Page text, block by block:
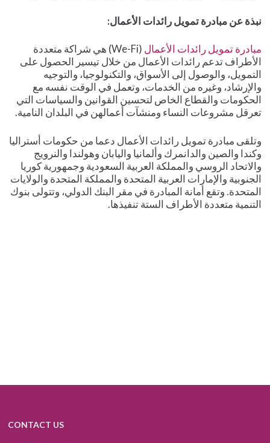
نبذة عن مبادرة تمويل رائدات الأعمال:
مبادرة تمويل رائدات الأعمال
(We-Fi) هي شراكة متعددة
الأطراف تدعم رائدات الأعمال من خلال تيسير الحصول على
التمويل، والوصول إلى الأسواق، والتكنولوجيا، والتوجيه
والإرشاد، وغيره من الخدمات، وتعمل في الوقت نفسه مع
الحكومات والقطاع الخاص لتحسين القوانين والسياسات التي
تعرقل مشروعات النساء ومنشآت أعمالهن في البلدان النامية.
وتلقى مبادرة تمويل رائدات الأعمال دعما من حكومات أستراليا
وكندا والصين والدانمرك وألمانيا واليابان وهولندا والنرويج
والاتحاد الروسي والمملكة العربية السعودية وجمهورية كوريا
الجنوبية والإمارات العربية المتحدة والمملكة المتحدة والولايات
المتحدة.وتقع أمانة المبادرة في مقر البنك الدولي، وتتولى بنوك
التنمية متعددة الأطراف الستة تنفيذها.
CONTACT US